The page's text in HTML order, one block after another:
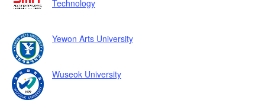
Technology
Yewon Arts University
Wuseok University